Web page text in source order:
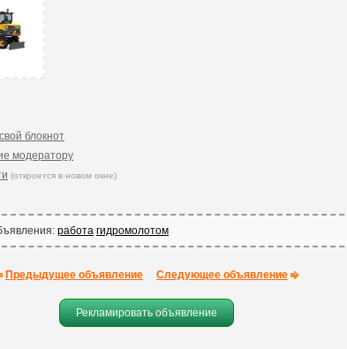
блокнот
модератору
(откроется в новом окне)
работа гидромолотом
Предыдущее объявление Следующее объявление
Рекламировать объявление